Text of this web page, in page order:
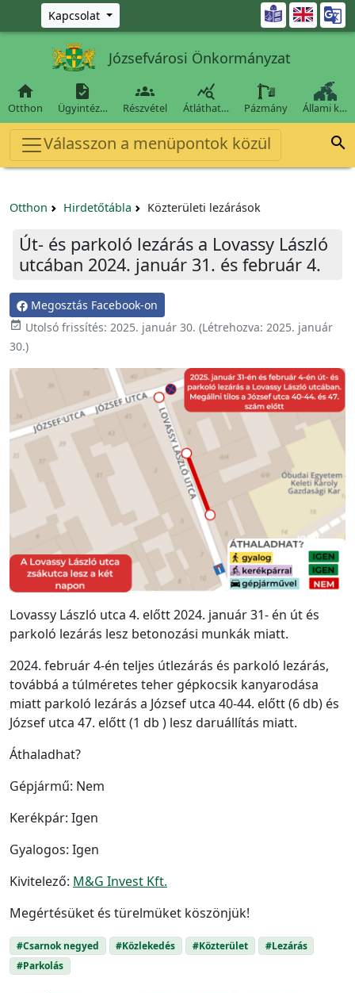
Ugrás a fő tartalomra
Kapcsolat 
Józsefvárosi Önkormányzat

Otthon

Ügyintéz…

Részvétel

Átláthat… Pázmány Állami k…
Válasszon a menüpontok közül 
Otthon Hirdetőtábla Közterületi lezárások
Út- és parkoló lezárás a Lovassy László
utcában 2024. január 31. és február 4.
Megosztás Facebook-on
event_available Utolsó frissítés: 2025. január 30. (Létrehozva: 2025. január
30.)
Lovassy László utca 4. előtt 2024. január 31- én út és
parkoló lezárás lesz betonozási munkák miatt.
2024. február 4-én teljes útlezárás és parkoló lezárás,
továbbá a túlméretes teher gépkocsik kanyarodása
miatt parkoló lezárás a József utca 40-44. előtt (6 db) és
József utca 47. előtt (1 db ) lesz daruállítás miatt.
Áthaladhat?
Gépjármű: Nem
Kerékpár: Igen
Gyalogos: Igen
Kivitelező: M&G Invest Kft.
Megértésüket és türelmüket köszönjük!
#Csarnok negyed #Közlekedés #Közterület
#Lezárás
#Parkolás